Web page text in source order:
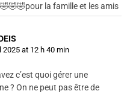
la famille et les amis
2025 at 12 h 40 min
c’est quoi gérer une
? On ne peut pas être de